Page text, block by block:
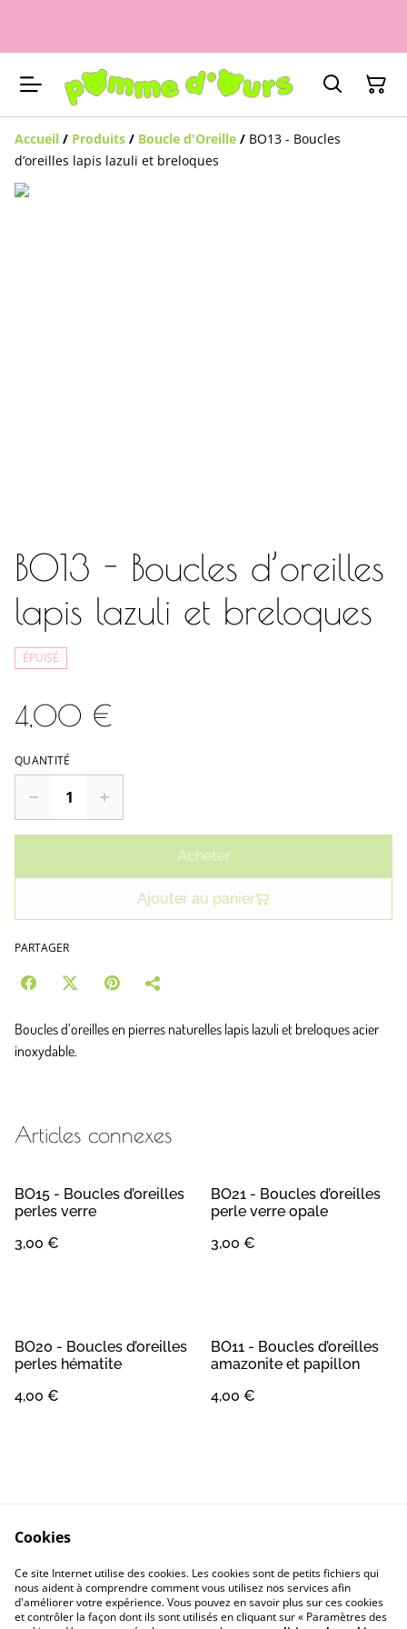
Accueil / Produits / Boucle d'Oreille / BO13 - Boucles
d’oreilles lapis lazuli et breloques
BO13 - Boucles d’oreilles
lapis lazuli et breloques
ÉPUISÉ
4,00 €
QUANTITÉ
Acheter
Ajouter au panier
PARTAGER
Boucles d’oreilles en pierres naturelles lapis lazuli et breloques acier
inoxydable.
Articles connexes
BO15 - Boucles d’oreilles
perles verre
3,00 €
BO21 - Boucles d’oreilles
perle verre opale
3,00 €
BO20 - Boucles d’oreilles
perles hématite
4,00 €
BO11 - Boucles d’oreilles
amazonite et papillon
4,00 €
Contact
Conditions Générales
Confidentialité
Cookie
Cookies
Ce site Internet utilise des cookies. Les cookies sont de petits fichiers qui
nous aident à comprendre comment vous utilisez nos services afin
d'améliorer votre expérience. Vous pouvez en savoir plus sur ces cookies
et contrôler la façon dont ils sont utilisés en cliquant sur « Paramètres des